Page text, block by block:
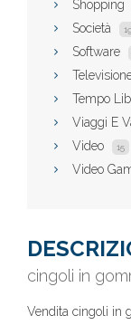
Shopping
Società
Software
Tempo
Viaggi E
Video 15
Video
cingoli in
Vendita cingoli in